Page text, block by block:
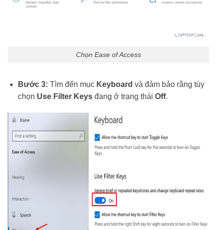
Chọn Ease of Access
Bước 3: Tìm đến mục Keyboard và đảm bảo rằng tùy
chọn Use Filter Keysđang ở trạng thái Off.